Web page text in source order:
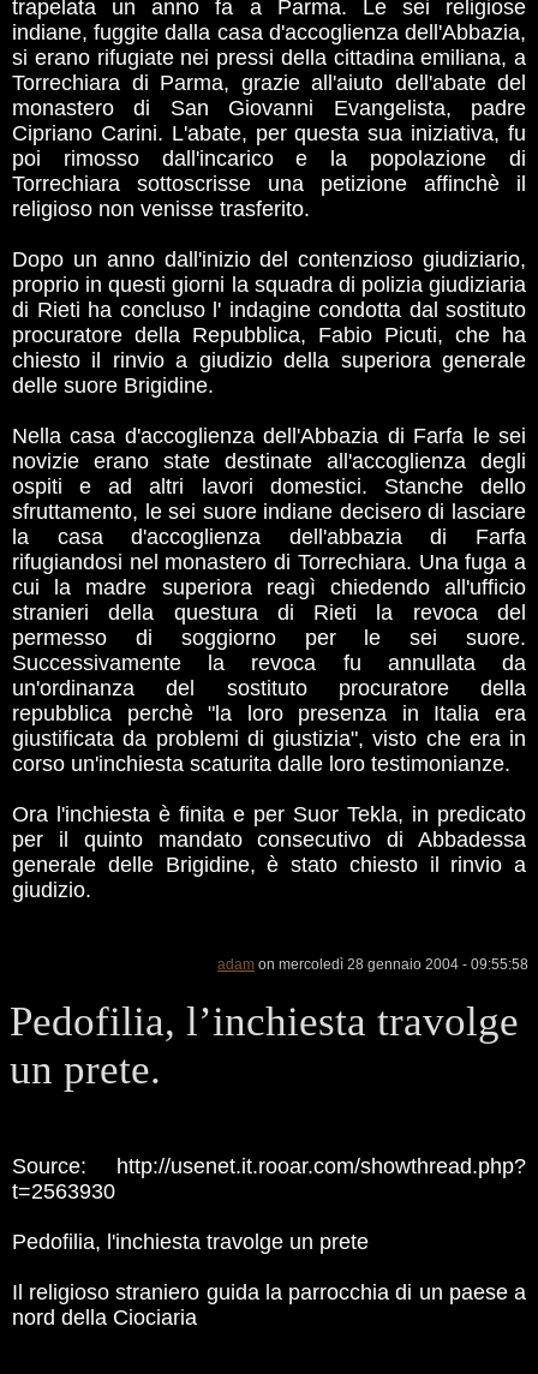
trapelata un anno fa a Parma. Le sei religiose
indiane, fuggite dalla casa d'accoglienza dell'Abbazia,
si erano rifugiate nei pressi della cittadina emiliana, a
Torrechiara di Parma, grazie all'aiuto dell'abate del
monastero di San Giovanni Evangelista, padre
Cipriano Carini. L'abate, per questa sua iniziativa, fu
poi rimosso dall'incarico e la popolazione di
Torrechiara sottoscrisse una petizione affinchè il
religioso non venisse trasferito.
Dopo un anno dall'inizio del contenzioso giudiziario,
proprio in questi giorni la squadra di polizia giudiziaria
di Rieti ha concluso l' indagine condotta dal sostituto
procuratore della Repubblica, Fabio Picuti, che ha
chiesto il rinvio a giudizio della superiora generale
delle suore Brigidine.
Nella casa d'accoglienza dell'Abbazia di Farfa le sei
novizie erano state destinate all'accoglienza degli
ospiti e ad altri lavori domestici. Stanche dello
sfruttamento, le sei suore indiane decisero di lasciare
la casa d'accoglienza dell'abbazia di Farfa
rifugiandosi nel monastero di Torrechiara. Una fuga a
cui la madre superiora reagì chiedendo all'ufficio
stranieri della questura di Rieti la revoca del
permesso di soggiorno per le sei suore.
Successivamente la revoca fu annullata da
un'ordinanza del sostituto procuratore della
repubblica perchè "la loro presenza in Italia era
giustificata da problemi di giustizia", visto che era in
corso un'inchiesta scaturita dalle loro testimonianze.
Ora l'inchiesta è finita e per Suor Tekla, in predicato
per il quinto mandato consecutivo di Abbadessa
generale delle Brigidine, è stato chiesto il rinvio a
giudizio.
adam on mercoledì 28 gennaio 2004 - 09:55:58
Pedofilia, l’inchiesta travolge
un prete.
Source: http://usenet.it.rooar.com/showthread.php?
t=2563930
Pedofilia, l'inchiesta travolge un prete
Il religioso straniero guida la parrocchia di un paese a
nord della Ciociaria